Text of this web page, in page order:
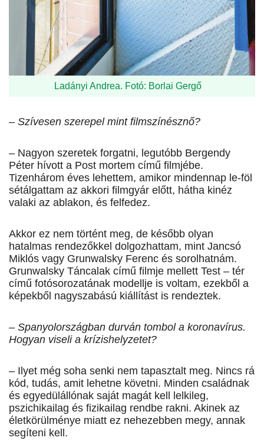
Ladányi Andrea. Fotó: Borlai Gergő
– Szívesen szerepel mint filmszínésznő?
– Nagyon szeretek forgatni, legutóbb Bergendy
Péter hívott a Post mortem című filmjébe.
Tizenhárom éves lehettem, amikor mindennap le-föl
sétálgattam az akkori filmgyár előtt, hátha kinéz
valaki az ablakon, és felfedez.
Akkor ez nem történt meg, de később olyan
hatalmas rendezőkkel dolgozhattam, mint Jancsó
Miklós vagy Grunwalsky Ferenc és sorolhatnám.
Grun­walsky Táncalak című filmje mellett Test – tér
című fotósorozatának modellje is voltam, ezekből a
képekből nagyszabású kiállítást is rendeztek.
– Spanyolországban durván tombol a koronavírus.
Hogyan viseli a krízishelyzetet?
– Ilyet még soha senki nem tapasztalt meg. Nincs rá
kód, tudás, amit lehetne követni. Minden családnak
és egyedülállónak saját magát kell lelkileg,
pszichikai­lag és fizikailag rendbe rakni. Akinek az
életkörülménye miatt ez nehezebben megy, annak
segíteni kell.